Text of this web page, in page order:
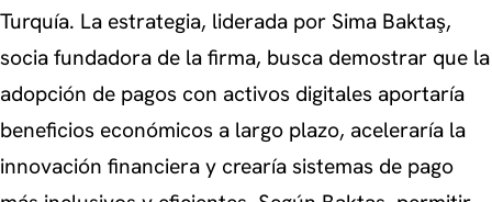
Turquía. La estrategia, liderada por Sima Baktaş,
socia fundadora de la firma, busca demostrar que la
adopción de pagos con activos digitales aportaría
beneficios económicos a largo plazo, aceleraría la
innovación financiera y crearía sistemas de pago